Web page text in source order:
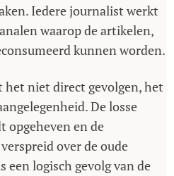
Iedere journalist werkt
waarop de artikelen,
kunnen worden.
het niet direct gevolgen, het
De losse
en de
over de oude
een logisch gevolg van de